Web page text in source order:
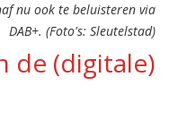
nu ook te beluisteren via
DAB+. (Foto's: Sleutelstad)
de (digitale)